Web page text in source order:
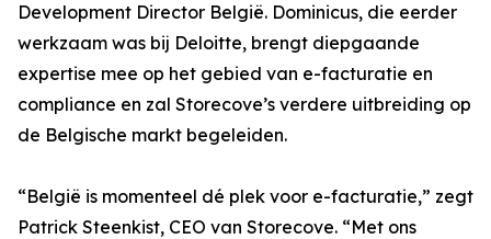
Development Director België. Dominicus, die eerder
werkzaam was bij Deloitte, brengt diepgaande
expertise mee op het gebied van e-facturatie en
compliance en zal Storecove’s verdere uitbreiding op
de Belgische markt begeleiden.
“België is momenteel dé plek voor e-facturatie,” zegt
Patrick Steenkist, CEO van Storecove. “Met ons